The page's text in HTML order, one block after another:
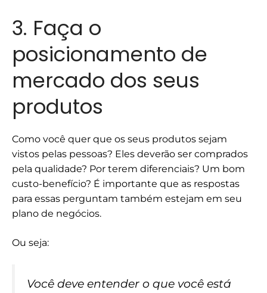
3. Faça o
posicionamento de
mercado dos seus
produtos
Como você quer que os seus produtos sejam
vistos pelas pessoas? Eles deverão ser comprados
pela qualidade? Por terem diferenciais? Um bom
custo-benefício? É importante que as respostas
para essas perguntam também estejam em seu
plano de negócios.
Ou seja:
Você deve entender o que você está